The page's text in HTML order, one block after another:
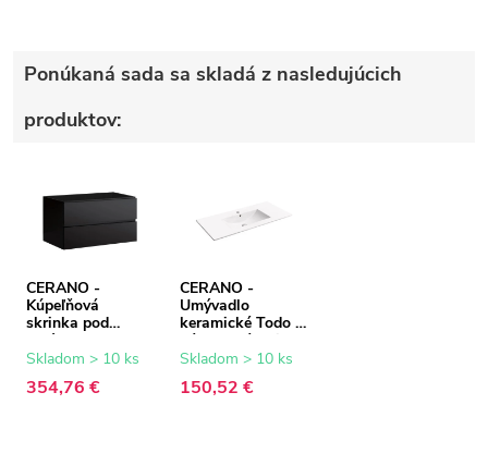
Ponúkaná sada sa skladá z nasledujúcich
produktov:
CERANO -
Kúpeľňová
skrinka pod
umývadlo Carole -
čierna matná -
Skladom > 10 ks
354,76 €
CERANO -
Umývadlo
keramické Todo -
nábytkové - biela
lesklá - 101x46,5
Skladom > 10 ks
150,52 €